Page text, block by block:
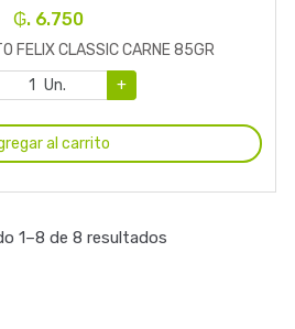
₲. 6.750
FELIX CLASSIC CARNE 85GR
Un. +
al carrito
1–8 de 8 resultados